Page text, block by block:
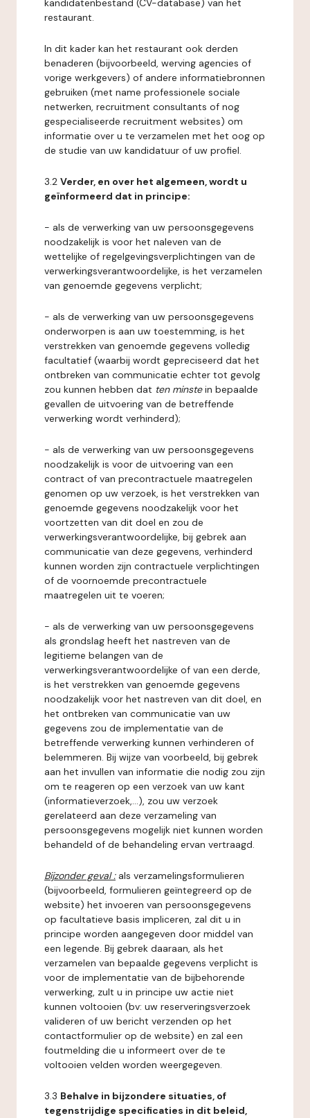
kandidatenbestand (CV-database) van het
restaurant.
In dit kader kan het restaurant ook derden
benaderen (bijvoorbeeld, werving agencies of
vorige werkgevers) of andere informatiebronnen
gebruiken (met name professionele sociale
netwerken, recruitment consultants of nog
gespecialiseerde recruitment websites) om
informatie over u te verzamelen met het oog op
de studie van uw kandidatuur of uw profiel.
3.2 Verder, en over het algemeen, wordt u
geïnformeerd dat in principe:
- als de verwerking van uw persoonsgegevens
noodzakelijk is voor het naleven van de
wettelijke of regelgevingsverplichtingen van de
verwerkingsverantwoordelijke, is het verzamelen
van genoemde gegevens verplicht;
- als de verwerking van uw persoonsgegevens
onderworpen is aan uw toestemming, is het
verstrekken van genoemde gegevens volledig
facultatief (waarbij wordt gepreciseerd dat het
ontbreken van communicatie echter tot gevolg
zou kunnen hebben dat ten minstein bepaalde
gevallen de uitvoering van de betreffende
verwerking wordt verhinderd);
- als de verwerking van uw persoonsgegevens
noodzakelijk is voor de uitvoering van een
contract of van precontractuele maatregelen
genomen op uw verzoek, is het verstrekken van
genoemde gegevens noodzakelijk voor het
voortzetten van dit doel en zou de
verwerkingsverantwoordelijke, bij gebrek aan
communicatie van deze gegevens, verhinderd
kunnen worden zijn contractuele verplichtingen
of de voornoemde precontractuele
maatregelen uit te voeren;
- als de verwerking van uw persoonsgegevens
als grondslag heeft het nastreven van de
legitieme belangen van de
verwerkingsverantwoordelijke of van een derde,
is het verstrekken van genoemde gegevens
noodzakelijk voor het nastreven van dit doel, en
het ontbreken van communicatie van uw
gegevens zou de implementatie van de
betreffende verwerking kunnen verhinderen of
belemmeren. Bij wijze van voorbeeld, bij gebrek
aan het invullen van informatie die nodig zou zijn
om te reageren op een verzoek van uw kant
(informatieverzoek,...), zou uw verzoek
gerelateerd aan deze verzameling van
persoonsgegevens mogelijk niet kunnen worden
behandeld of de behandeling ervan vertraagd.
Bijzonder geval : als verzamelingsformulieren
(bijvoorbeeld, formulieren geïntegreerd op de
website) het invoeren van persoonsgegevens
op facultatieve basis impliceren, zal dit u in
principe worden aangegeven door middel van
een legende. Bij gebrek daaraan, als het
verzamelen van bepaalde gegevens verplicht is
voor de implementatie van de bijbehorende
verwerking, zult u in principe uw actie niet
kunnen voltooien (bv: uw reserveringsverzoek
valideren of uw bericht verzenden op het
contactformulier op de website) en zal een
foutmelding die u informeert over de te
voltooien velden worden weergegeven.
3.3 Behalve in bijzondere situaties, of
tegenstrijdige specificaties in dit beleid,